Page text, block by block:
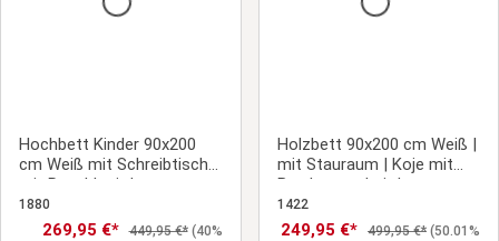
Hochbett Kinder 90x200
cm Weiß mit Schreibtisch |
mit Regal | mit Lattenrost
1880
Verkaufspreis:
269,95 €* Regulärer Preis:
449,95 €* (40%
Holzbett 90x200 cm Weiß |
mit Stauraum | Koje mit
Bettkasten |mit Lattenrost
| Kind Jugend Gast
Schlafzimmer
1422
Verkaufspreis:
249,95 €* Regulärer Preis:
499,95 €* (50.01%